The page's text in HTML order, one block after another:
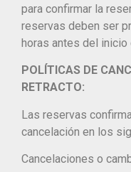
para confirmar la
reservas deben ser
horas antes del
POLÍTICAS DE
RETRACTO:
Las reservas
cancelación en los
Cancelaciones o